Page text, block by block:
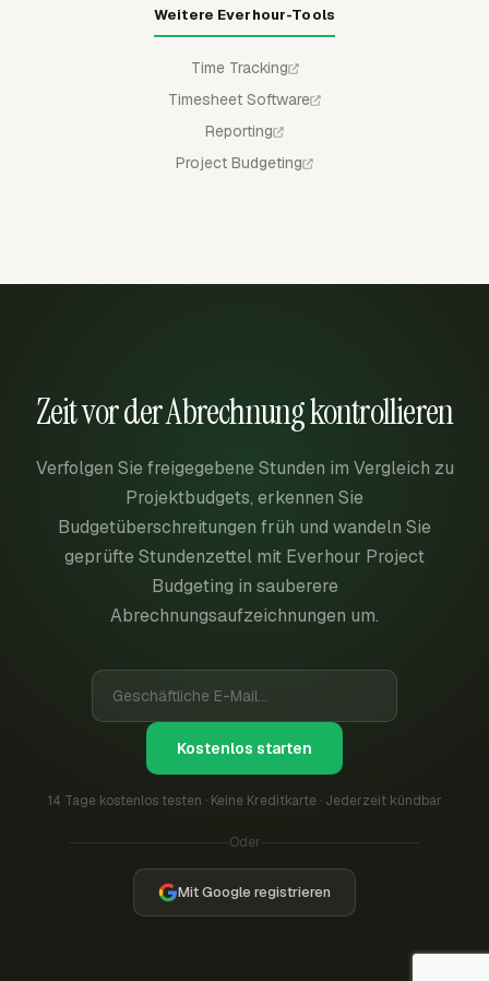
Weitere Everhour-Tools
Time Tracking
Timesheet Software
Reporting
Project Budgeting
Zeit vor der Abrechnung kontrollieren
Verfolgen Sie freigegebene Stunden im Vergleich zu
Projektbudgets, erkennen Sie
Budgetüberschreitungen früh und wandeln Sie
geprüfte Stundenzettel mit Everhour Project
Budgeting in sauberere
Abrechnungsaufzeichnungen um.
Kostenlos starten
14 Tage kostenlos testen · Keine Kreditkarte · Jederzeit kündbar
Oder
Mit Google registrieren